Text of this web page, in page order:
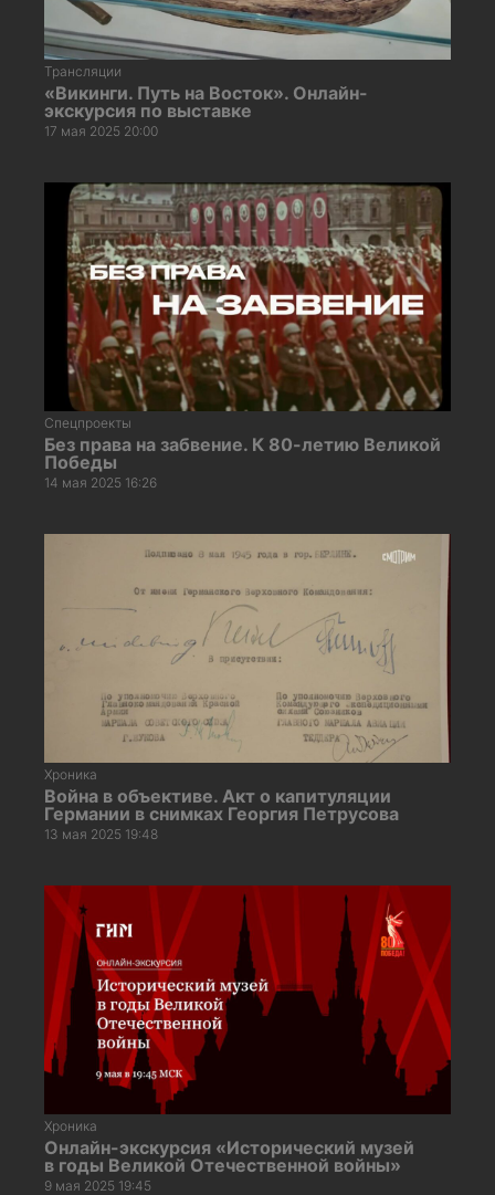
Трансляции
«Викинги. Путь на Восток». Онлайн-
экскурсия по выставке
17 мая 2025 20:00
Спецпроекты
Без права на забвение. К 80-летию Великой
Победы
14 мая 2025 16:26
Хроника
Война в объективе. Акт о капитуляции
Германии в снимках Георгия Петрусова
13 мая 2025 19:48
Хроника
Онлайн-экскурсия «Исторический музей
в годы Великой Отечественной войны»
9 мая 2025 19:45